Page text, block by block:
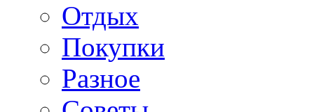
Отдых
Покупки
Разное